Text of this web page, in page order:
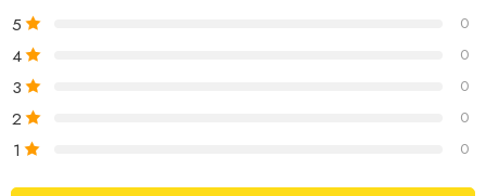
5 0
4 0
3 0
2 0
1 0